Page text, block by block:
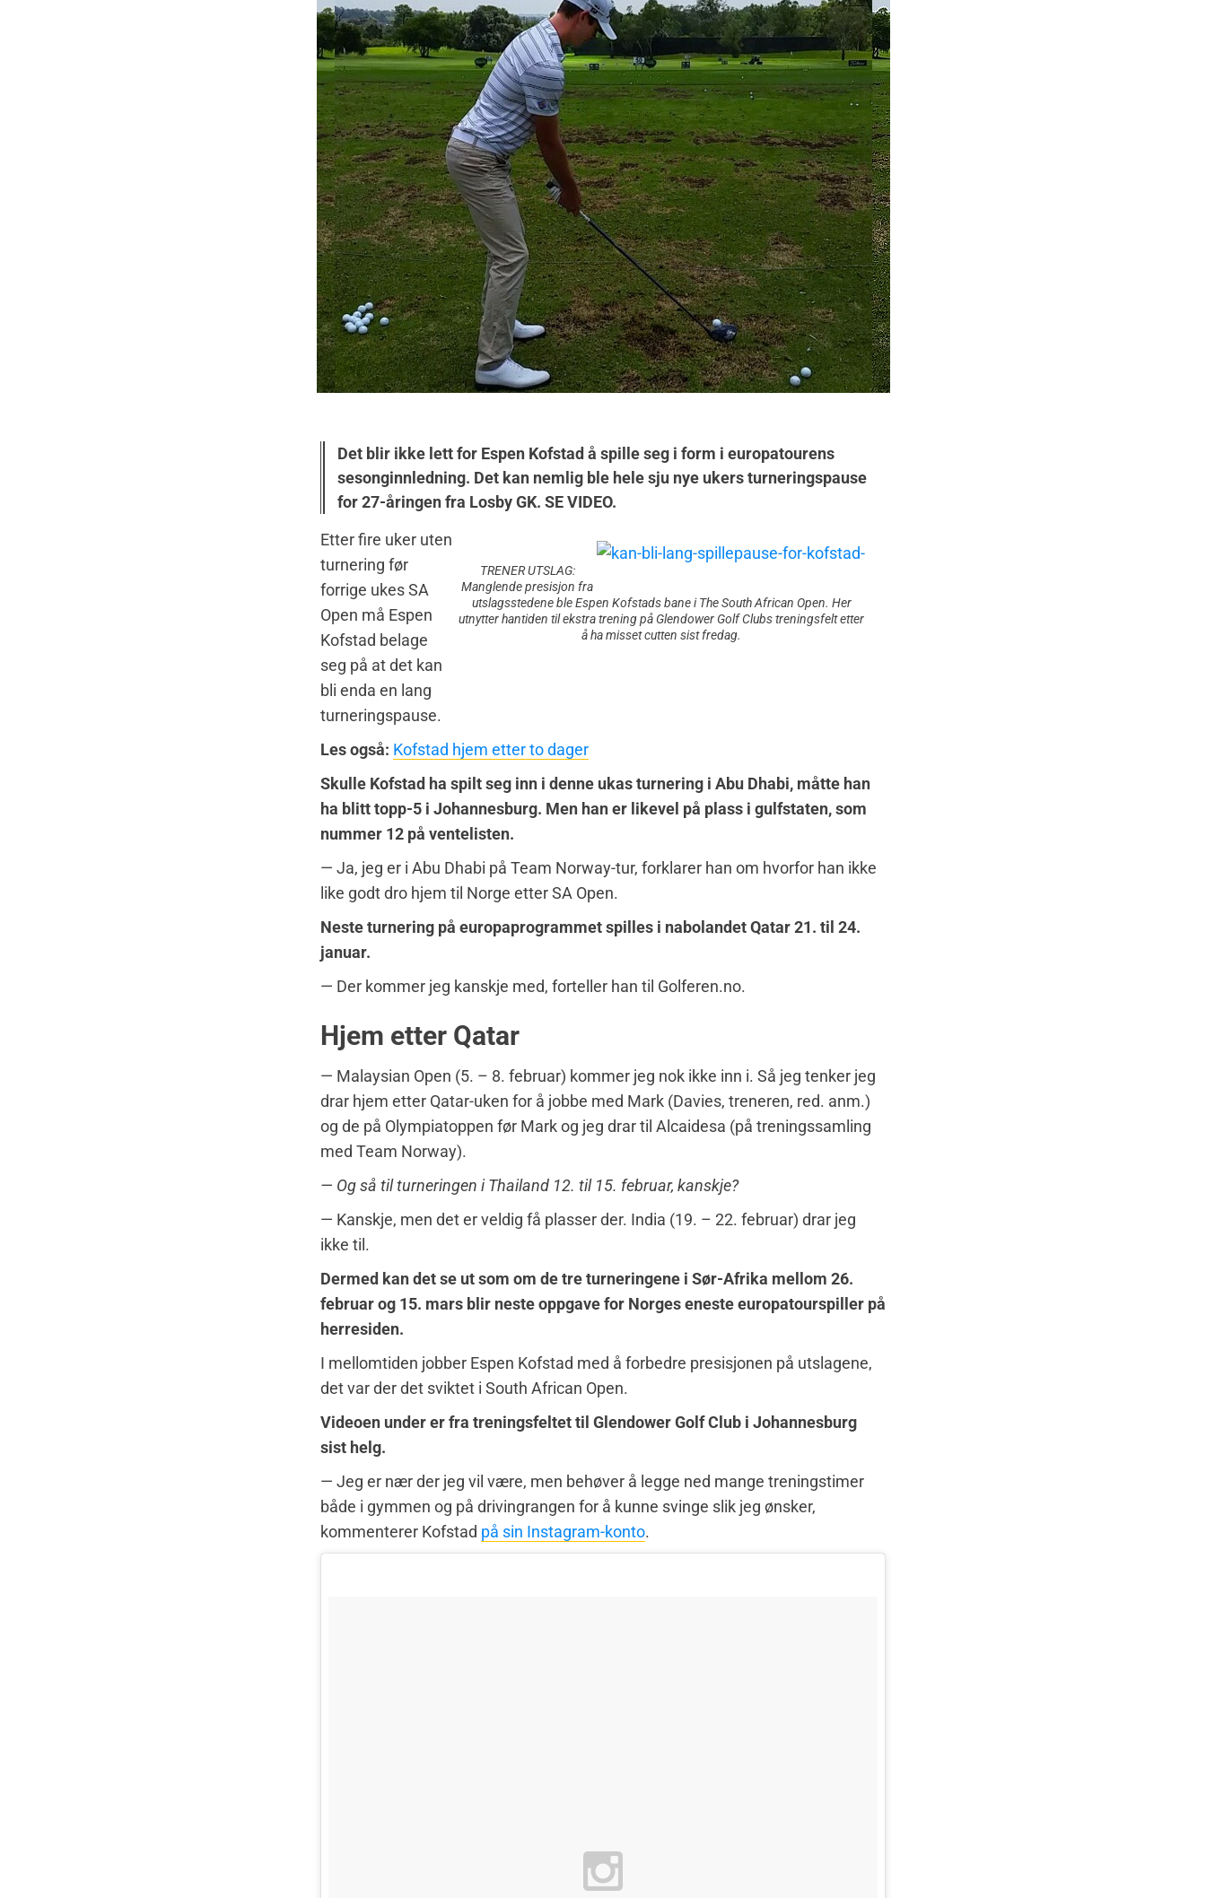
Det blir ikke lett for Espen Kofstad å spille seg i form i europatourens
sesonginnledning. Det kan nemlig ble hele sju nye ukers turneringspause
for 27-åringen fra Losby GK. SE VIDEO.
TRENER UTSLAG:
Manglende presisjon fra
utslagsstedene ble Espen Kofstads bane i The South African Open. Her
utnytter hantiden til ekstra trening på Glendower Golf Clubs treningsfelt etter
å ha misset cutten sist fredag.
Etter fire uker uten
turnering før
forrige ukes SA
Open må Espen
Kofstad belage
seg på at det kan
bli enda en lang
turneringspause.
Les også: Kofstad hjem etter to dager
Skulle Kofstad ha spilt seg inn i denne ukas turnering i Abu Dhabi, måtte han
ha blitt topp-5 i Johannesburg. Men han er likevel på plass i gulfstaten, som
nummer 12 på ventelisten.
— Ja, jeg er i Abu Dhabi på Team Norway-tur, forklarer han om hvorfor han ikke
like godt dro hjem til Norge etter SA Open.
Neste turnering på europaprogrammet spilles i nabolandet Qatar 21. til 24.
januar.
— Der kommer jeg kanskje med, forteller han til Golferen.no.
Hjem etter Qatar
— Malaysian Open (5. – 8. februar) kommer jeg nok ikke inn i. Så jeg tenker jeg
drar hjem etter Qatar-uken for å jobbe med Mark (Davies, treneren, red. anm.)
og de på Olympiatoppen før Mark og jeg drar til Alcaidesa (på treningssamling
med Team Norway).
— Og så til turneringen i Thailand 12. til 15. februar, kanskje?
— Kanskje, men det er veldig få plasser der. India (19. – 22. februar) drar jeg
ikke til.
Dermed kan det se ut som om de tre turneringene i Sør-Afrika mellom 26.
februar og 15. mars blir neste oppgave for Norges eneste europatourspiller på
herresiden.
I mellomtiden jobber Espen Kofstad med å forbedre presisjonen på utslagene,
det var der det sviktet i South African Open.
Videoen under er fra treningsfeltet til Glendower Golf Club i Johannesburg
sist helg.
— Jeg er nær der jeg vil være, men behøver å legge ned mange treningstimer
både i gymmen og på drivingrangen for å kunne svinge slik jeg ønsker,
kommenterer Kofstad på sin Instagram-konto.